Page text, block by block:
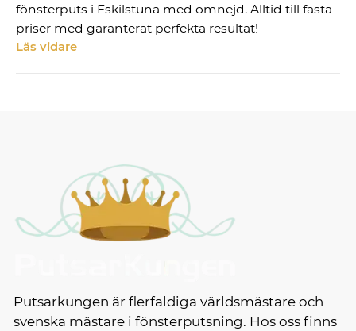
fönsterputs i Eskilstuna med omnejd. Alltid till fasta
priser med garanterat perfekta resultat!
Läs vidare
Putsarkungen är flerfaldiga världsmästare och
svenska mästare i fönsterputsning. Hos oss finns